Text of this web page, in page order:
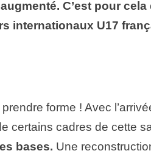
C’est pour cela
internationaux U17
forme ! Avec
certains cadres de cette
bases. Une